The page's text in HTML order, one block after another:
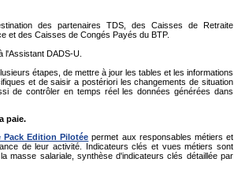
des partenaires TDS, des Caisses de Retraite
et des Caisses de Congés Payés du BTP.
l'Assistant DADS-U.
étapes, de mettre à jour les tables et les informations
et de saisir a postériori les changements de situation
de contrôler en temps réel les données générées dans
paie.
Pack Edition Pilotée permet aux responsables métiers et
de leur activité. Indicateurs clés et vues métiers sont
masse salariale, synthèse d'indicateurs clés détaillée par